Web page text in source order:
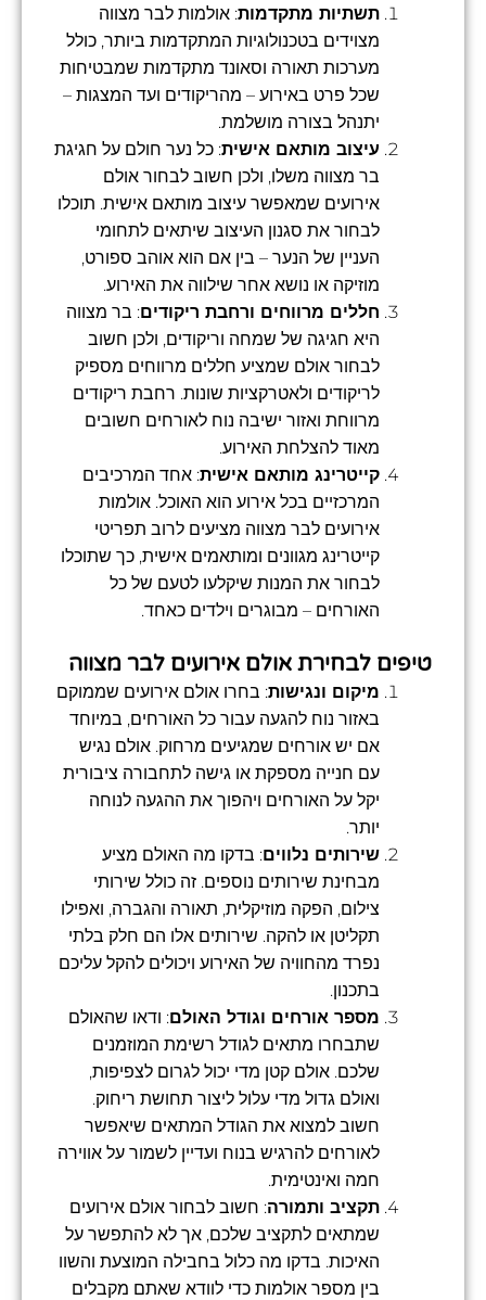
תשתיות מתקדמות: אולמות לבר מצווה
מצוידים בטכנולוגיות המתקדמות ביותר, כולל
מערכות תאורה וסאונד מתקדמות שמבטיחות
שכל פרט באירוע – מהריקודים ועד המצגות –
יתנהל בצורה מושלמת.
עיצוב מותאם אישית: כל נער חולם על חגיגת
בר מצווה משלו, ולכן חשוב לבחור אולם
אירועים שמאפשר עיצוב מותאם אישית. תוכלו
לבחור את סגנון העיצוב שיתאים לתחומי
העניין של הנער – בין אם הוא אוהב ספורט,
מוזיקה או נושא אחר שילווה את האירוע.
חללים מרווחים ורחבת ריקודים: בר מצווה
היא חגיגה של שמחה וריקודים, ולכן חשוב
לבחור אולם שמציע חללים מרווחים מספיק
לריקודים ולאטרקציות שונות. רחבת ריקודים
מרווחת ואזור ישיבה נוח לאורחים חשובים
מאוד להצלחת האירוע.
קייטרינג מותאם אישית: אחד המרכיבים
המרכזיים בכל אירוע הוא האוכל. אולמות
אירועים לבר מצווה מציעים לרוב תפריטי
קייטרינג מגוונים ומותאמים אישית, כך שתוכלו
לבחור את המנות שיקלעו לטעם של כל
האורחים – מבוגרים וילדים כאחד.
טיפים לבחירת אולם אירועים לבר מצווה
מיקום ונגישות: בחרו אולם אירועים שממוקם
באזור נוח להגעה עבור כל האורחים, במיוחד
אם יש אורחים שמגיעים מרחוק. אולם נגיש
עם חנייה מספקת או גישה לתחבורה ציבורית
יקל על האורחים ויהפוך את ההגעה לנוחה
יותר.
שירותים נלווים: בדקו מה האולם מציע
מבחינת שירותים נוספים. זה כולל שירותי
צילום, הפקה מוזיקלית, תאורה והגברה, ואפילו
תקליטן או להקה. שירותים אלו הם חלק בלתי
נפרד מהחוויה של האירוע ויכולים להקל עליכם
בתכנון.
מספר אורחים וגודל האולם: ודאו שהאולם
שתבחרו מתאים לגודל רשימת המוזמנים
שלכם. אולם קטן מדי יכול לגרום לצפיפות,
ואולם גדול מדי עלול ליצור תחושת ריחוק.
חשוב למצוא את הגודל המתאים שיאפשר
לאורחים להרגיש בנוח ועדיין לשמור על אווירה
חמה ואינטימית.
תקציב ותמורה: חשוב לבחור אולם אירועים
שמתאים לתקציב שלכם, אך לא להתפשר על
האיכות. בדקו מה כלול בחבילה המוצעת והשוו
בין מספר אולמות כדי לוודא שאתם מקבלים